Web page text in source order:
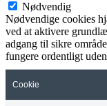
Nødvendig
Nødvendige cookies
ved at aktivere
adgang til sikre
fungere ordentligt
Cookie